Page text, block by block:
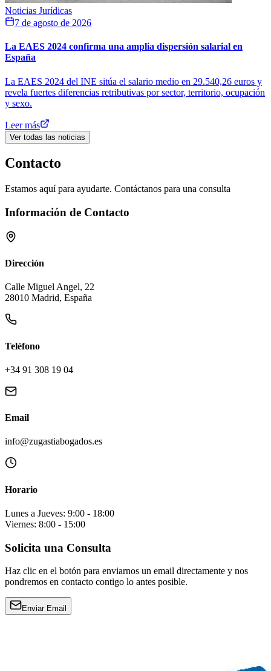
Noticias Jurídicas
7 de agosto de 2026
La EAES 2024 confirma una amplia dispersión salarial en
España
La EAES 2024 del INE sitúa el salario medio en 29.540,26 euros y
revela fuertes diferencias retributivas por sector, territorio, ocupación
y sexo.
Leer más
Ver todas las noticias
Contacto
Estamos aquí para ayudarte. Contáctanos para una consulta
Información de Contacto
Dirección
Calle Miguel Angel, 22
28010 Madrid, España
Teléfono
+34 91 308 19 04
Email
info@zugastiabogados.es
Horario
Lunes a Jueves: 9:00 - 18:00
Viernes: 8:00 - 15:00
Solicita una Consulta
Haz clic en el botón para enviarnos un email directamente y nos
pondremos en contacto contigo lo antes posible.
Enviar Email